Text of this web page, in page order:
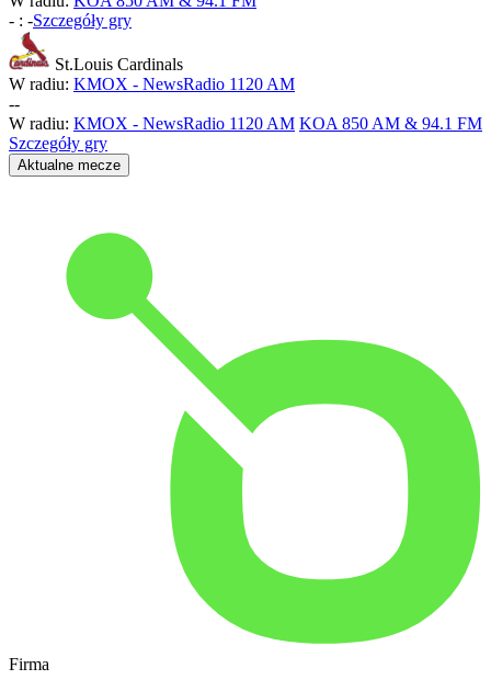
- : -Szczegóły gry
St.Louis Cardinals
W radiu: KMOX - NewsRadio 1120 AM
--
W radiu: KMOX - NewsRadio 1120 AM KOA 850 AM & 94.1 FM
Szczegóły gry
Aktualne mecze
Firma